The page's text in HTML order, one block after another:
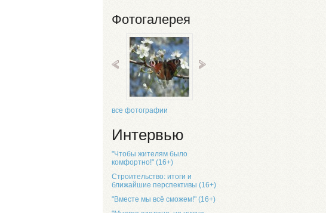
Фотогалерея
все фотографии
Интервью
"Чтобы жителям было
комфортно!" (16+)
Строительство: итоги и
ближайшие перспективы (16+)
"Вместе мы всё сможем!" (16+)